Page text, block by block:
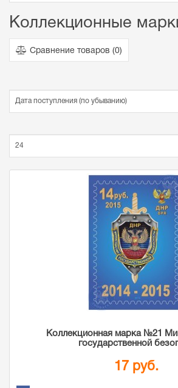
Коллекционные
Сравнение товаров (0)
Коллекционная марка №21
государственной
17 руб.